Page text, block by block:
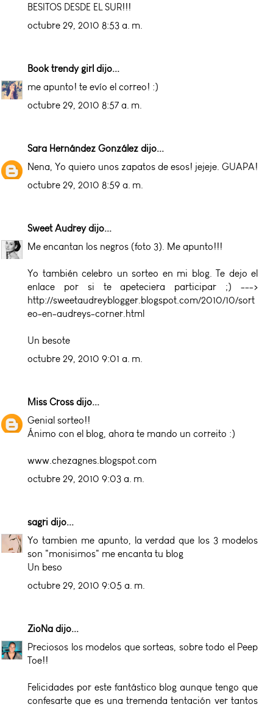
BESITOS DESDE EL SUR!!!
octubre 29, 2010 8:53 a. m.
Book trendy girl dijo...
me apunto! te evío el correo! :)
octubre 29, 2010 8:57 a. m.
Sara Hernández González dijo...
Nena, Yo quiero unos zapatos de esos! jejeje. GUAPA!
octubre 29, 2010 8:59 a. m.
Sweet Audreydijo...
Me encantan los negros (foto 3). Me apunto!!!
Yo también celebro un sorteo en mi blog. Te dejo el
enlace por si te apeteciera participar ;) --->
http://sweetaudreyblogger.blogspot.com/2010/10/sort
eo-en-audreys-corner.html
Un besote
octubre 29, 2010 9:01 a. m.
Miss Cross dijo...
Genial sorteo!!
Ánimo con el blog, ahora te mando un correito :)
www.chezagnes.blogspot.com
octubre 29, 2010 9:03 a. m.
sagri dijo...
Yo tambien me apunto, la verdad que los 3 modelos
son "monisimos" me encanta tu blog
Un beso
octubre 29, 2010 9:05 a. m.
ZioNa dijo...
Preciosos los modelos que sorteas, sobre todo el Peep
Toe!!
Felicidades por este fantástico blog aunque tengo que
confesarte que es una tremenda tentación ver tantos